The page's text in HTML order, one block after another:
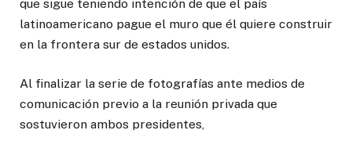
que sigue teniendo intención de que el país
latinoamericano pague el muro que él quiere construir
en la frontera sur de estados unidos.
Al finalizar la serie de fotografías ante medios de
comunicación previo a la reunión privada que
sostuvieron ambos presidentes,